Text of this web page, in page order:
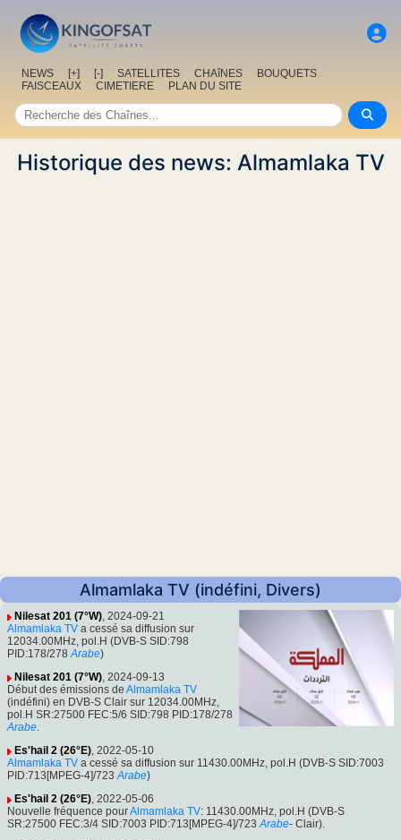
NEWS [+] [-] SATELLITES CHAîNES
BOUQUETS
FAISCEAUX
CIMETIERE PLAN DU SITE
Historique des news: Almamlaka TV
Almamlaka TV (indéfini, Divers)
Nilesat 201 (7°W), 2024-09-21
Almamlaka TV a cessé sa diffusion sur
12034.00MHz, pol.H (DVB-S SID:798
PID:178/278 Arabe)
Nilesat 201 (7°W), 2024-09-13
Début des émissions de Almamlaka TV
(indéfini) en DVB-S Clair sur 12034.00MHz,
pol.H SR:27500 FEC:5/6 SID:798 PID:178/278
Arabe.
Es'hail 2 (26°E), 2022-05-10
Almamlaka TV a cessé sa diffusion sur 11430.00MHz, pol.H (DVB-S SID:7003
PID:713[MPEG-4]/723 Arabe)
Es'hail 2 (26°E), 2022-05-06
Nouvelle fréquence pourAlmamlaka TV: 11430.00MHz, pol.H (DVB-S
SR:27500 FEC:3/4 SID:7003 PID:713[MPEG-4]/723 Arabe- Clair).